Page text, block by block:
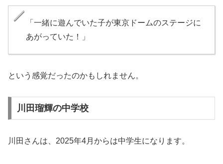
「一緒に遊んでいた子が東京ドームのステージに
あがっていた！」
という感覚だったのかもしれません。
川田瑠輝の中学校
川田さんは、2025年4月からは中学生になります。